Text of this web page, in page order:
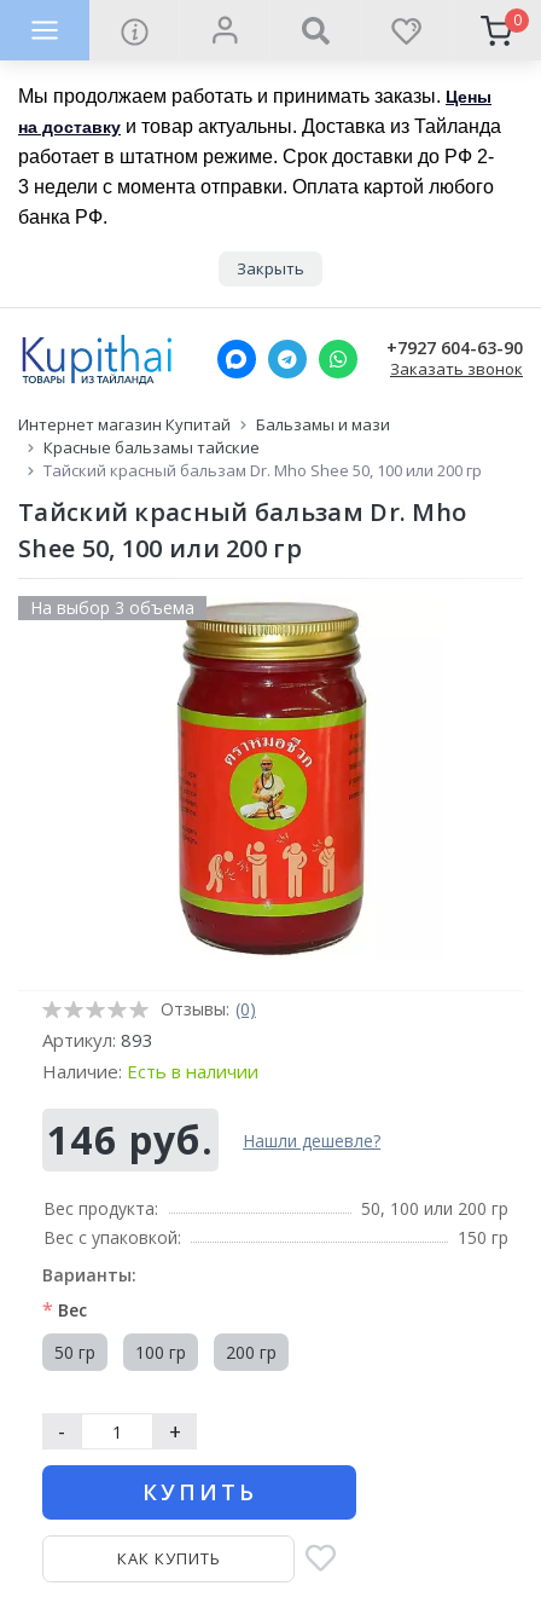
Мы продолжаем работать и принимать заказы. Цены
на доставку и товар актуальны. Доставка из Тайланда
работает в штатном режиме. Срок доставки до РФ 2-
3 недели с момента отправки. Оплата картой любого
банка РФ.
Закрыть
0
+7927 604-63-90
Заказать звонок
Интернет магазин Купитай
Бальзамы и мази
Красные бальзамы тайские
Тайский красный бальзам Dr. Mho Shee 50, 100 или 200 гр
Тайский красный бальзам Dr. Mho
Shee 50, 100 или 200 гр
На выбор 3 объема
Отзывы: (0)
Артикул: 893
Наличие: Есть в наличии
146 руб. Нашли дешевле?
Вес продукта:
50, 100 или 200 гр
Вес с упаковкой:
150 гр
Варианты:
* Вес
50 гр
100 гр 200 гр
- +
КУПИТЬ
КАК КУПИТЬ